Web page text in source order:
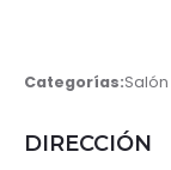
Categorías:Salón
DIRECCIÓN